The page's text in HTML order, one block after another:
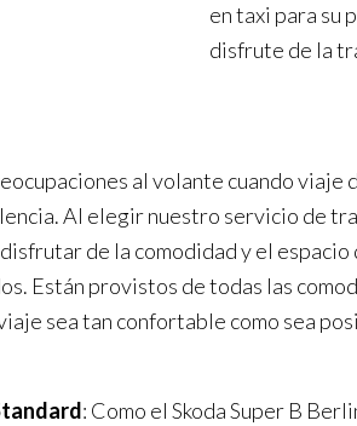
en taxi para su
disfrute de la
al volante cuando viaje
Al elegir nuestro servicio de
disfrutar de la comodidad y el
Están provistos de todas las
sea tan confortable como sea
: Como el Skoda Super B